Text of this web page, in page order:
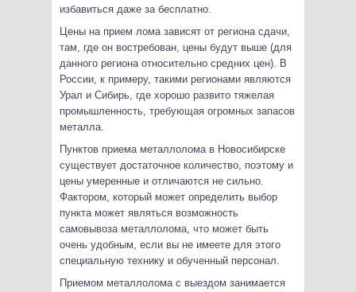
избавиться даже за бесплатно.
Цены на прием лома зависят от региона сдачи,
там, где он востребован, цены будут выше (для
данного региона относительно средних цен). В
России, к примеру, такими регионами являются
Урал и Сибирь, где хорошо развито тяжелая
промышленность, требующая огромных запасов
металла.
Пунктов приема металлолома в Новосибирске
существует достаточное количество, поэтому и
цены умеренные и отличаются не сильно.
Фактором, который может определить выбор
пункта может являться возможность
самовывоза металлолома, что может быть
очень удобным, если вы не имеете для этого
специальную технику и обученный персонал.
Приемом металлолома с выездом занимается